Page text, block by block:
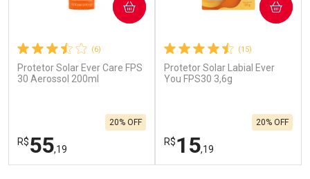
(6)
Protetor Solar Ever Care FPS
30 Aerossol 200ml
R$55,19
20% OFF
COMPRAR
(15)
Protetor Solar Labial Ever
You FPS30 3,6g
R$15,19
20% OFF
COMPRAR